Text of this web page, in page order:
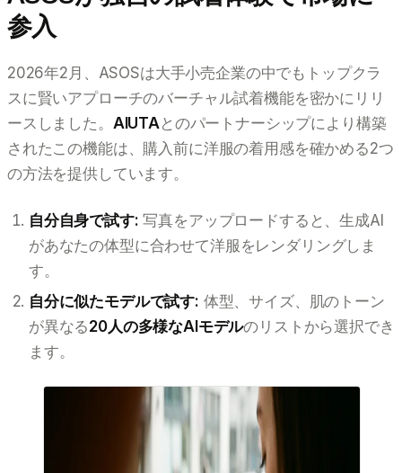
参入
2026年2月、ASOSは大手小売企業の中でもトップクラ
スに賢いアプローチのバーチャル試着機能を密かにリリ
ースしました。 AIUTA とのパートナーシップにより構築
されたこの機能は、購入前に洋服の着用感を確かめる2つ
の方法を提供しています。
自分自身で試す: 写真をアップロードすると、生成AI
があなたの体型に合わせて洋服をレンダリングしま
す。
自分に似たモデルで試す: 体型、サイズ、肌のトーン
が異なる20人の多様なAIモデルのリストから選択でき
ます。